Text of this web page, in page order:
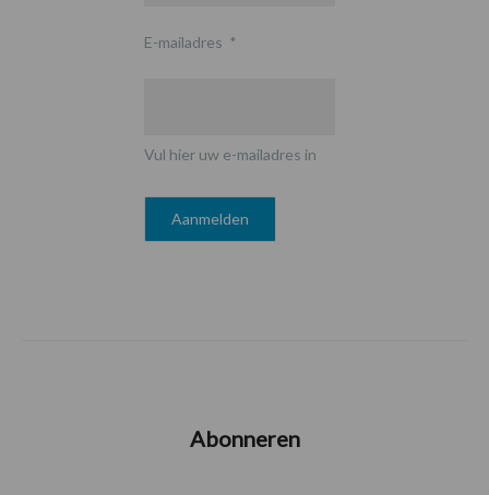
E-mailadres *
Vul hier uw e-mailadres in
Abonneren